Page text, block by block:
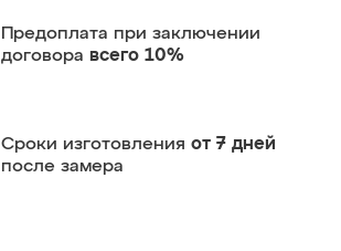
Предоплата при заключении
договора всего 10%
Сроки изготовления от 7 дней
после замера